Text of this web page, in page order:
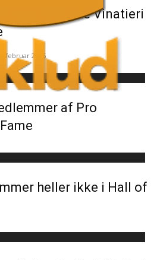
overraske Vinatieri
6. februar 2026
af Pro
heller ikke i Hall of